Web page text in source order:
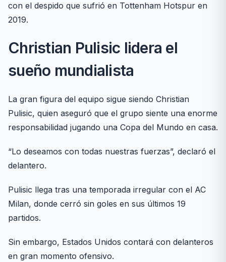
con el despido que sufrió en Tottenham Hotspur en
2019.
Christian Pulisic lidera el
sueño mundialista
La gran figura del equipo sigue siendo Christian
Pulisic, quien aseguró que el grupo siente una enorme
responsabilidad jugando una Copa del Mundo en casa.
“Lo deseamos con todas nuestras fuerzas”, declaró el
delantero.
Pulisic llega tras una temporada irregular con el AC
Milan, donde cerró sin goles en sus últimos 19
partidos.
Sin embargo, Estados Unidos contará con delanteros
en gran momento ofensivo.